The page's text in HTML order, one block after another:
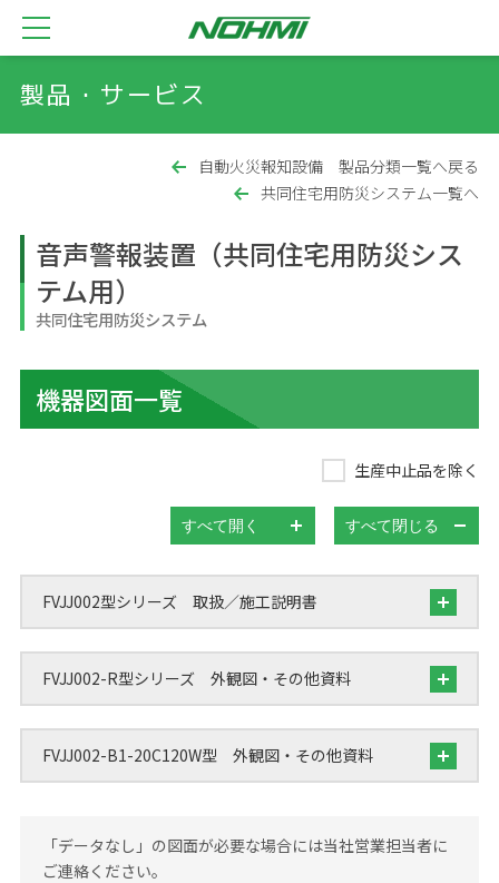
製品・サービス
自動火災報知設備 製品分類一覧へ戻る
共同住宅用防災システム一覧へ
音声警報装置（共同住宅用防災シス
テム用）
共同住宅用防災システム
機器図面一覧
生産中止品を除く
すべて開く すべて閉じる
FVJJ002型シリーズ 取扱／施工説明書
FVJJ002-R型シリーズ 外観図・その他資料
FVJJ002-B1-20C120W型 外観図・その他資料
「データなし」の図面が必要な場合には当社営業担当者に
ご連絡ください。